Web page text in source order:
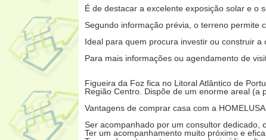
É de destacar a excelente exposição solar e o
Segundo informação prévia, o terreno permite
Ideal para quem procura investir ou construir
Para mais informações ou agendamento de
Figueira da Foz fica no Litoral Atlântico de
Região Centro. Dispõe de um enorme areal (a
Vantagens de comprar casa com a
Ser acompanhado por um consultor dedicado,
Ter um acompanhamento muito próximo e